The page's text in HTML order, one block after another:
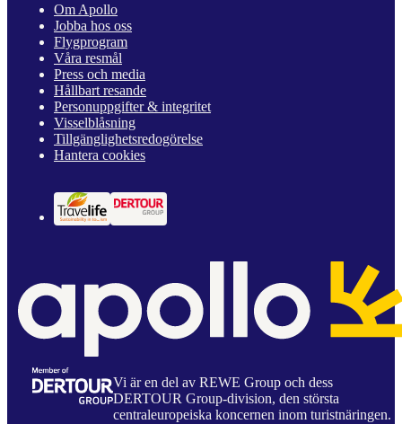
Om Apollo
Jobba hos oss
Flygprogram
Våra resmål
Press och media
Hållbart resande
Personuppgifter & integritet
Visselblåsning
Tillgänglighetsredogörelse
Hantera cookies
Vi är en del av REWE Group och dess
DERTOUR Group-division, den största
centraleuropeiska koncernen inom turistnäringen.